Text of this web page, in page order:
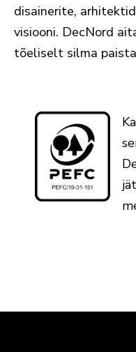
disainerite,
visiooni. DecNord
tõeliselt silma